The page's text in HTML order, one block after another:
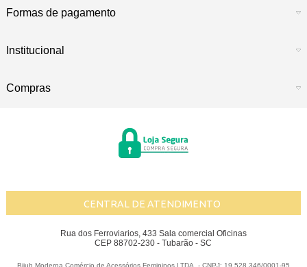
Formas de pagamento
Institucional
Compras
CENTRAL DE ATENDIMENTO
Rua dos Ferroviarios, 433 Sala comercial Oficinas
CEP 88702-230 - Tubarão - SC